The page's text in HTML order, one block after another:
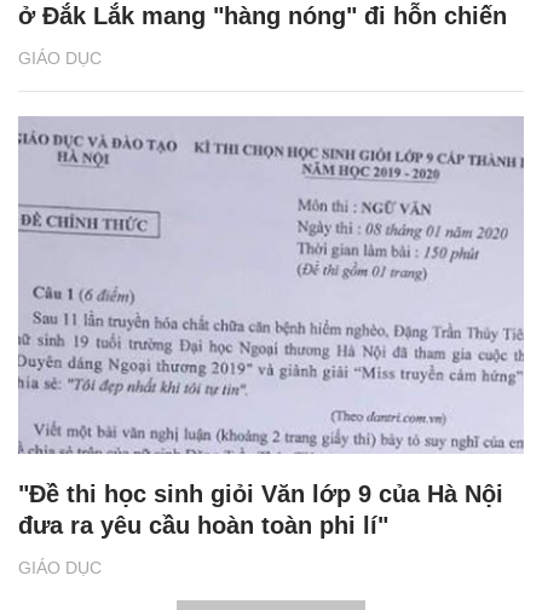
GIÁO DỤC
ở Đắk Lắk mang "hàng nóng" đi hỗn chiến
GIÁO DỤC
"Đề thi học sinh giỏi Văn lớp 9 của Hà Nội
đưa ra yêu cầu hoàn toàn phi lí"